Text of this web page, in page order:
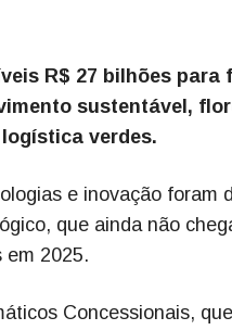
R$ 27 bilhões
sustentável,
verdes.
e inovação foram
que ainda não
em 2025.
Concessionais,